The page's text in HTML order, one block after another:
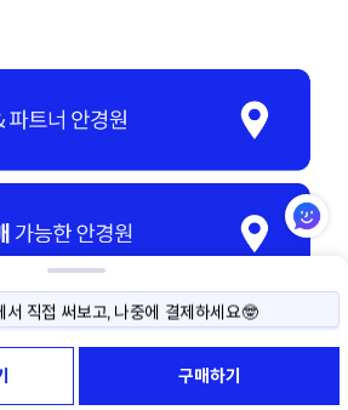
서 직접 써보고, 나중에 결제하세요🤓
고민된다면, 직접 써보고 구매하세요!
부터 반품까지 모두 무료예요😉
구매하기